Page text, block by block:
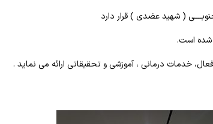
( شهید عضدی ) قرار دارد